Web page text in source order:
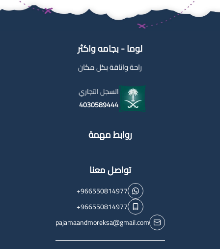
لوما - بجامه واكثر
راحة واناقة بكل مكان
السجل التجاري
4030589444
روابط مهمة
تواصل معنا
+966550814977
+966550814977
pajamaandmoreksa@gmail.com